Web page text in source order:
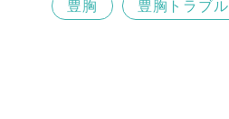
豊胸 豊胸トラブル